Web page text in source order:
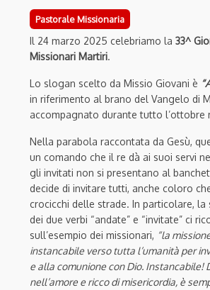
Pastorale Missionaria
Il 24 marzo 2025 celebriamo la 33^
Missionari Martiri.
Lo slogan scelto da Missio Giovani è
in riferimento al brano del Vangelo di
accompagnato durante tutto l’ottobre
Nella parabola raccontata da Gesù,
un comando che il re dà ai suoi servi
gli invitati non si presentano al
decide di invitare tutti, anche coloro
crocicchi delle strade. In particolare,
dei due verbi “andate” e “invitate” ci
sull’esempio dei missionari, “la
instancabile verso tutta l’umanità per
e alla comunione con Dio. Instancabile!
nell’amore e ricco di misericordia, è